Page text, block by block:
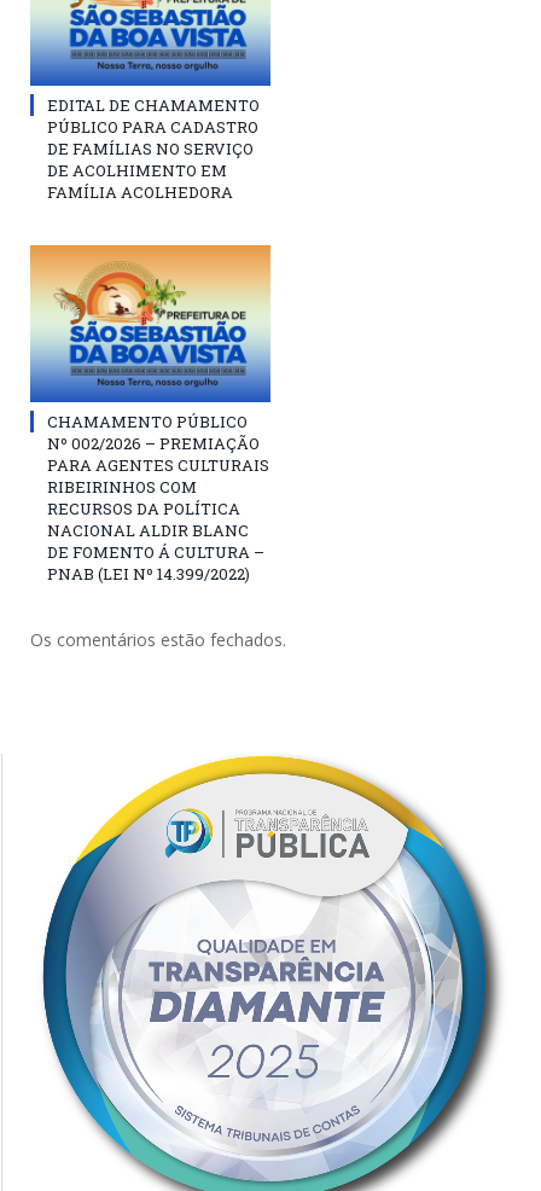
EDITAL DE CHAMAMENTO
PÚBLICO PARA CADASTRO
DE FAMÍLIAS NO SERVIÇO
DE ACOLHIMENTO EM
FAMÍLIA ACOLHEDORA
CHAMAMENTO PÚBLICO
Nº 002/2026 – PREMIAÇÃO
PARA AGENTES CULTURAIS
RIBEIRINHOS COM
RECURSOS DA POLÍTICA
NACIONAL ALDIR BLANC
DE FOMENTO Á CULTURA –
PNAB (LEI Nº 14.399/2022)
Os comentários estão fechados.